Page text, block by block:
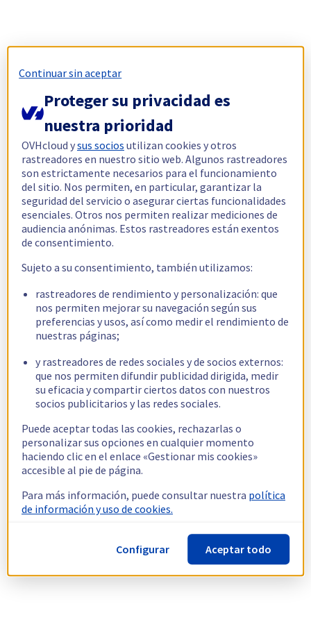
Continuar sin aceptar
Proteger su privacidad es
nuestra prioridad
OVHcloud ysus socios utilizan cookies y otros
rastreadores en nuestro sitio web. Algunos rastreadores
son estrictamente necesarios para el funcionamiento
del sitio. Nos permiten, en particular, garantizar la
seguridad del servicio o asegurar ciertas funcionalidades
esenciales. Otros nos permiten realizar mediciones de
audiencia anónimas. Estos rastreadores están exentos
de consentimiento.
Sujeto a su consentimiento, también utilizamos:
rastreadores de rendimiento y personalización: que
nos permiten mejorar su navegación según sus
preferencias y usos, así como medir el rendimiento de
nuestras páginas;
y rastreadores de redes sociales y de socios externos:
que nos permiten difundir publicidad dirigida, medir
su eficacia y compartir ciertos datos con nuestros
socios publicitarios y las redes sociales.
Puede aceptar todas las cookies, rechazarlas o
personalizar sus opciones en cualquier momento
haciendo clic en el enlace «Gestionar mis cookies»
accesible al pie de página.
Para más información, puede consultar nuestra política
de información y uso de cookies.
Configurar Aceptar todo